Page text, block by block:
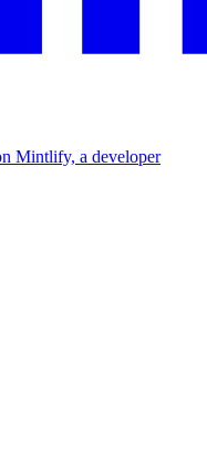
Mintlify, a developer